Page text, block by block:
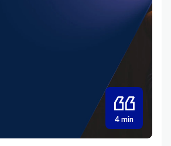
4 min